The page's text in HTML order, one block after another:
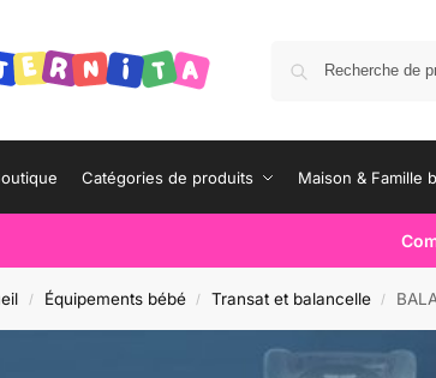
Catégories de produits Maison & Famille
/ Équipements bébé / Transat et balancelle /